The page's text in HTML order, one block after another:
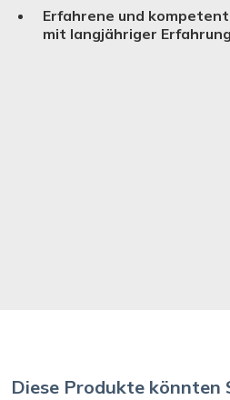
Erfahrene und
mit langjähriger Erfahrung
Diese Produkte könnten